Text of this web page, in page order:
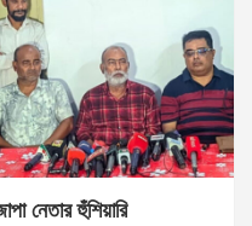
নেতার হুঁশিয়ারি